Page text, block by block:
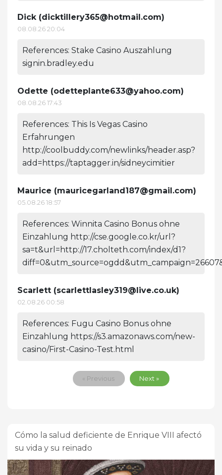
Dick (dicktillery365@hotmail.com)
08.08.26 20:04
References: Stake Casino Auszahlung
signin.bradley.edu
Odette (odetteplante633@yahoo.com)
08.08.26 17:43
References: This Is Vegas Casino
Erfahrungen
http://coolbuddy.com/newlinks/header.asp?
add=https://taptagger.in/sidneycimitier
Maurice (mauricegarland187@gmail.com)
05.08.26 18:57
References: Winnita Casino Bonus ohne
Einzahlung http://cse.google.co.kr/url?
sa=t&url=http://17.cholteth.com/index/d1?
Scarlett (scarlettlasley319@live.co.uk)
02.08.26 00:58
References: Fugu Casino Bonus ohne
Einzahlung https://s3.amazonaws.com/new-
casino/First-Casino-Test.html
« Previous Next »
Cómo la salud deficiente de Enrique VIII afectó
su vida y su reinado